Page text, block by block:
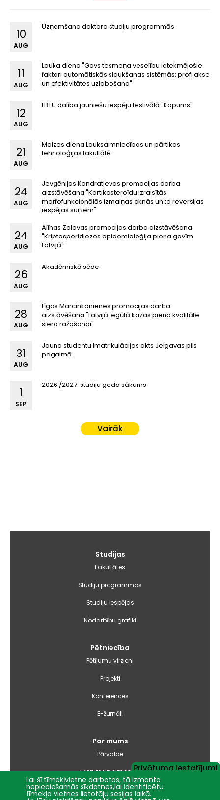
Uzņemšana doktora studiju programmās
10
AUG
Lauka diena "Govs tesmeņa veselību ietekmējošie
faktori automātiskās slaukšanas sistēmās: profilakse
un efektivitātes uzlabošana"
11
AUG
LBTU dalība jauniešu iespēju festivālā "Kopums"
12
AUG
Maizes diena Lauksaimniecības un pārtikas
tehnoloģijas fakultātē
21
AUG
Jevgēnijas Kondratjevas promocijas darba
aizstāvēšana "Kortikosteroīdu izraisītās
morfofunkcionālās izmaiņas aknās un to reversijas
iespējas suņiem"
24
AUG
Alīnas Zolovas promocijas darba aizstāvēšana
"Kriptosporidiozes epidemioloğija piena govīm
Latvijā"
24
AUG
Akadēmiskā sēde
26
AUG
Līgas Marcinkonienes promocijas darba
aizstāvēšana "Latvijā iegūtā kazas piena kvalitāte
siera ražošanai"
28
AUG
Jauno studentu Imatrikulācijas akts Jelgavas pils
pagalmā
31
AUG
2026./2027. studiju gada sākums
1
SEP
Vairāk
Studijas
Fakultātes
Studiju programmas
Studiju iespējas
Nodarbību grafiki
Pētniecība
Pētījumu virzieni
Projekti
Konferences
E-žurnāli
Par mums
Pārvalde
Vēsture un simbolika
Studiju virzienu pārskati un pašnovērtējuma ziņojumi
Privātuma iestatījumi
Lai šī tīmekļvietne darbotos, tā izmanto
nepieciešamās sīkdatnes,lai identificētu
tīmekļa vietnes lietotāju sesijas laikā.